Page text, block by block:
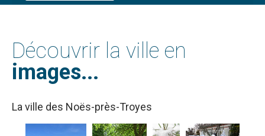
Découvrir la ville en
images...
La ville des Noës-près-Troyes